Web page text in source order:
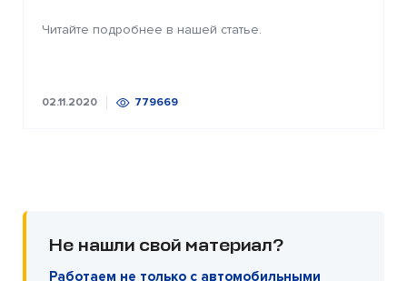
Читайте подробнее в нашей статье.
02.11.2020 779669
Не нашли свой материал?
Работаем не только с автомобильными